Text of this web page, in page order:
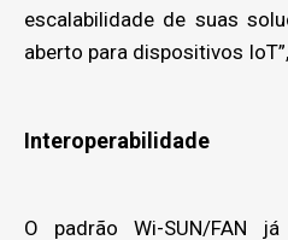
escalabilidade de suas
aberto para dispositivos
Interoperabilidade
O padrão Wi-SUN/FAN